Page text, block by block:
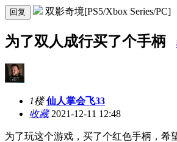
回复 双影奇境[PS5/Xbox Series/PC]
为了双人成行买了个手柄
1楼 仙人掌会飞33
收藏2021-12-11 12:48
为了玩这个游戏，买了个红色手柄，希